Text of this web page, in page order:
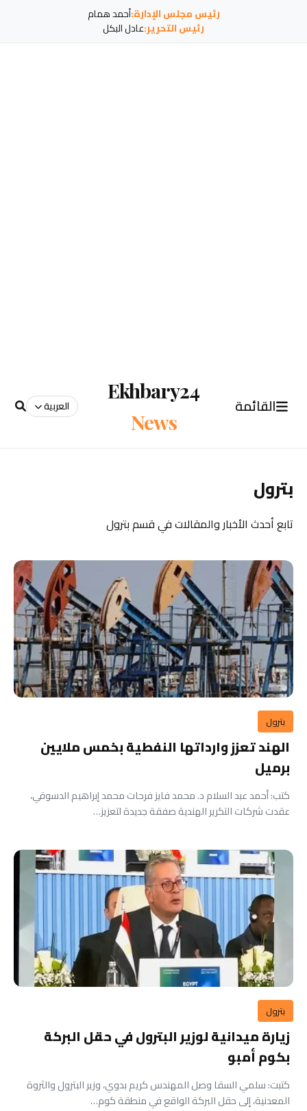
رئيس مجلس الإدارة:أحمد همام
رئيس التحرير:عادل البكل
القائمة
Ekhbary24
News
العربية
بترول
تابع أحدث الأخبار والمقالات في قسم بترول
بترول
الهند تعزز وارداتها النفطية بخمس ملايين
برميل
كتب: أحمد عبد السلام د. محمد فايز فرحات محمد إبراهيم الدسوقي،
عقدت شركات التكرير الهندية صفقة جديدة لتعزيز…
بترول
زيارة ميدانية لوزير البترول في حقل البركة
بكوم أمبو
كتبت: سلمي السقا وصل المهندس كريم بدوي، وزير البترول والثروة
المعدنية، إلى حقل البركة الواقع في منطقة كوم…